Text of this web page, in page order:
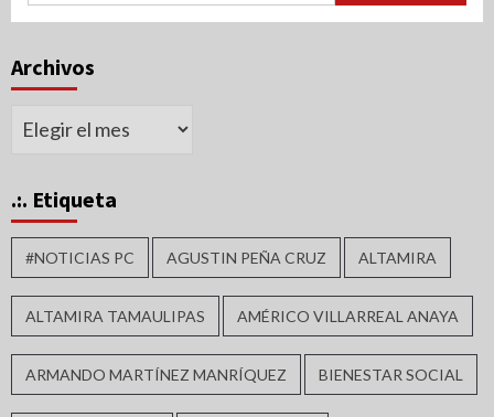
Archivos
Archivos
.:. Etiqueta
#NOTICIAS PC AGUSTIN PEÑA CRUZ ALTAMIRA
ALTAMIRA TAMAULIPAS AMÉRICO VILLARREAL ANAYA
ARMANDO MARTÍNEZ MANRÍQUEZ BIENESTAR SOCIAL